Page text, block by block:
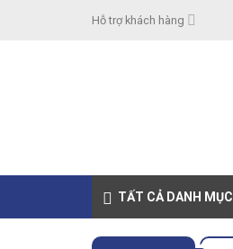
Hỗ trợ khách hàng
TẤT CẢ DANH MỤC